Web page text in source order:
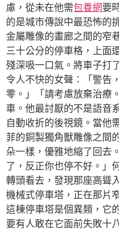
慮，從未在他需包養網要
的是城市傳說中最恐怖的
金屬雕像的畫廊之間的窄
三十公分的停車格，上面
殘深吸一口氣。將車子打
令人不快的女聲：「警告
零。」「請考慮放棄治療
車。他最討厭的不是語音
自動收折的後視鏡。當他
菲的銅製獨角獸雕像之間
朵一樣，優雅地縮了回去
了，反正你也停不好。」
轉頭看去，發現那座高聳
機械式停車塔，正在那片
這棟停車塔是個異類，它
要有人敢在它面前失敗十